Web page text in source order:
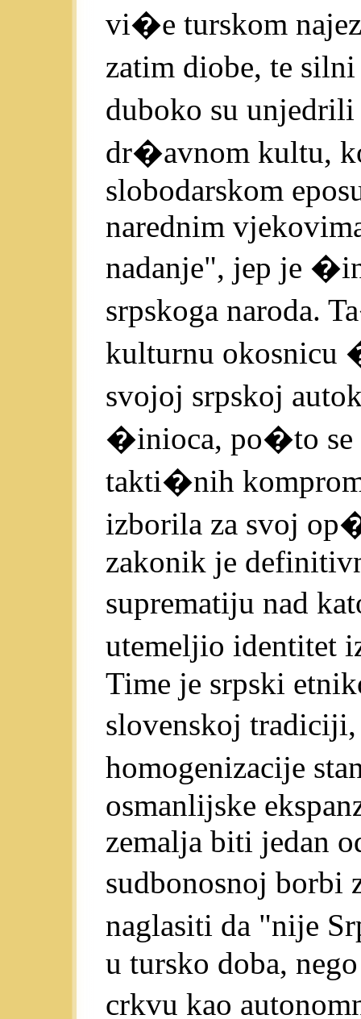
vi�e turskom
zatim diobe, te
duboko su
dr�avnom kultu,
slobodarskom
narednim
nadanje", jep je
srpskoga naroda.
kulturnu okosnicu
svojoj srpskoj
�inioca, po�to se
takti�nih
izborila za svoj
zakonik je
suprematiju nad
utemeljio identitet
Time je srpski
slovenskoj
homogenizacije
osmanlijske
zemalja biti jedan
sudbonosnoj borbi
naglasiti da "nije
u tursko doba,
crkvu kao